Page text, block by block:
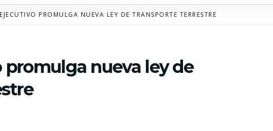
PROMULGA NUEVA LEY DE TRANSPORTE TERRESTRE
promulga nueva ley de